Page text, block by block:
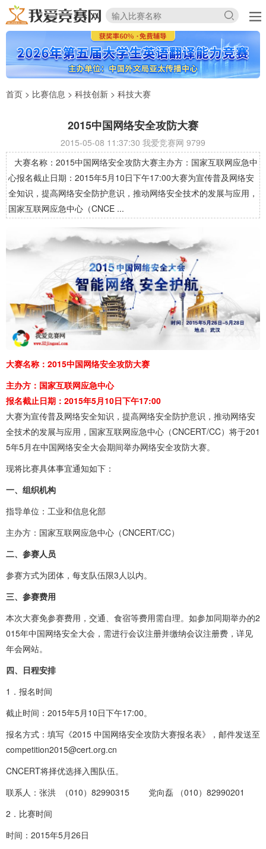
首页 > 比赛信息 > 科技创新 > 科技大赛
2015中国网络安全攻防大赛
2015-05-08 11:37:30 我爱竞赛网 9799
大赛名称：2015中国网络安全攻防大赛主办方：国家互联网应急中
心报名截止日期：2015年5月10日下午17:00大赛为宣传普及网络安
全知识，提高网络安全防护意识，推动网络安全技术的发展与应用，
国家互联网应急中心（CNCE ...
大赛名称：2015中国网络安全攻防大赛
主办方：国家互联网应急中心
报名截止日期：2015年5月10日下午17:00
大赛为宣传普及网络安全知识，提高网络安全防护意识，推动网络安
全技术的发展与应用，国家互联网应急中心（CNCERT/CC）将于201
5年5月在中国网络安全大会期间举办网络安全攻防大赛。
现将比赛具体事宜通知如下：
一、组织机构
指导单位：工业和信息化部
主办方：国家互联网应急中心（CNCERT/CC）
二、参赛人员
参赛方式为团体，每支队伍限3人以内。
三、参赛费用
本次大赛免参赛费用，交通、食宿等费用需自理。如参加同期举办的2
015年中国网络安全大会，需进行会议注册并缴纳会议注册费，详见
年会网站。
四、日程安排
1．报名时间
截止时间：2015年5月10日下午17:00。
报名方式：填写《2015 中国网络安全攻防大赛报名表》，邮件发送至
competition2015@cert.org.cn
CNCERT将择优选择入围队伍。
联系人：张洪 （010）82990315 党向磊 （010）82990201
2．比赛时间
时间：2015年5月26日